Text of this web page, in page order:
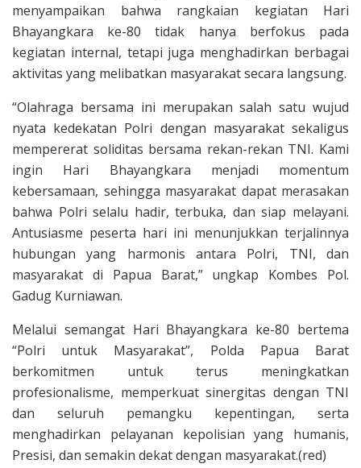
menyampaikan bahwa rangkaian kegiatan Hari
Bhayangkara ke-80 tidak hanya berfokus pada
kegiatan internal, tetapi juga menghadirkan berbagai
aktivitas yang melibatkan masyarakat secara langsung.
“Olahraga bersama ini merupakan salah satu wujud
nyata kedekatan Polri dengan masyarakat sekaligus
mempererat soliditas bersama rekan-rekan TNI. Kami
ingin Hari Bhayangkara menjadi momentum
kebersamaan, sehingga masyarakat dapat merasakan
bahwa Polri selalu hadir, terbuka, dan siap melayani.
Antusiasme peserta hari ini menunjukkan terjalinnya
hubungan yang harmonis antara Polri, TNI, dan
masyarakat di Papua Barat,” ungkap Kombes Pol.
Gadug Kurniawan.
Melalui semangat Hari Bhayangkara ke-80 bertema
“Polri untuk Masyarakat”, Polda Papua Barat
berkomitmen untuk terus meningkatkan
profesionalisme, memperkuat sinergitas dengan TNI
dan seluruh pemangku kepentingan, serta
menghadirkan pelayanan kepolisian yang humanis,
Presisi, dan semakin dekat dengan masyarakat.(red)